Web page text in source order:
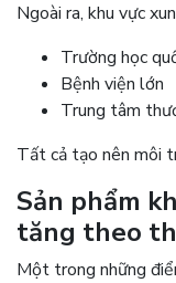
Ngoài ra, khu vực
Trường học
Bệnh viện lớn
Trung tâm
Tất cả tạo nên môi
Sản phẩm
tăng theo
Một trong những